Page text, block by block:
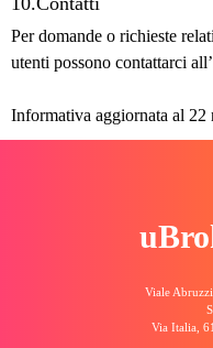
Per domande o richieste
utenti possono contattarci
Informativa aggiornata al 22
Viale
Via Italia,